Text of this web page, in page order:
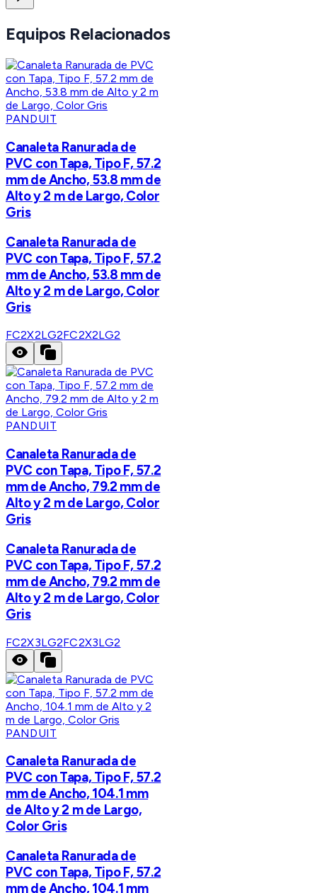
Equipos Relacionados
PANDUIT
Canaleta Ranurada de
PVC con Tapa, Tipo F, 57.2
mm de Ancho, 53.8 mm de
Alto y 2 m de Largo, Color
Gris
Canaleta Ranurada de
PVC con Tapa, Tipo F, 57.2
mm de Ancho, 53.8 mm de
Alto y 2 m de Largo, Color
Gris
FC2X2LG2FC2X2LG2
PANDUIT
Canaleta Ranurada de
PVC con Tapa, Tipo F, 57.2
mm de Ancho, 79.2 mm de
Alto y 2 m de Largo, Color
Gris
Canaleta Ranurada de
PVC con Tapa, Tipo F, 57.2
mm de Ancho, 79.2 mm de
Alto y 2 m de Largo, Color
Gris
FC2X3LG2FC2X3LG2
PANDUIT
Canaleta Ranurada de
PVC con Tapa, Tipo F, 57.2
mm de Ancho, 104.1 mm
de Alto y 2 m de Largo,
Color Gris
Canaleta Ranurada de
PVC con Tapa, Tipo F, 57.2
mm de Ancho, 104.1 mm